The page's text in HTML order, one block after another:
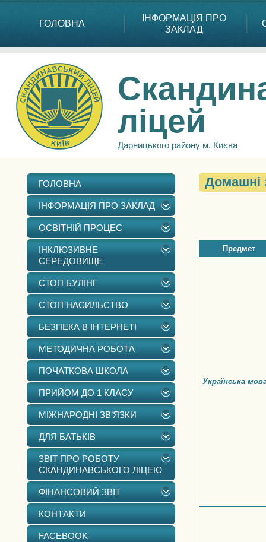
ГОЛОВНА
ІНФОРМАЦІЯ ПРО
ЗАКЛАД
ліцей
Дарницького району м. Києва
ГОЛОВНА
ІНФОРМАЦІЯ ПРО ЗАКЛАД
ОСВІТНІЙ ПРОЦЕС
ІНКЛЮЗИВНЕ
СЕРЕДОВИЩЕ
СТОП БУЛІНГ
СТОП НАСИЛЬСТВО
БЕЗПЕКА В ІНТЕРНЕТІ
МЕТОДИЧНА РОБОТА
ПОЧАТКОВА ШКОЛА
ПРИЙОМ ДО 1 КЛАСУ
МІЖНАРОДНІ ЗВ’ЯЗКИ
ДЛЯ БАТЬКІВ
ЗВІТ ПРО РОБОТУ
СКАНДИНАВСЬКОГО ЛІЦЕЮ
ФІНАНСОВИЙ ЗВІТ
КОНТАКТИ
FACEBOOK
Домашні
Предмет
Українська